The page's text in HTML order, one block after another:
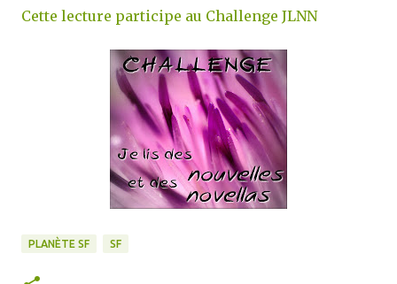
Cette lecture participe au Challenge JLNN
PLANÈTE SF SF